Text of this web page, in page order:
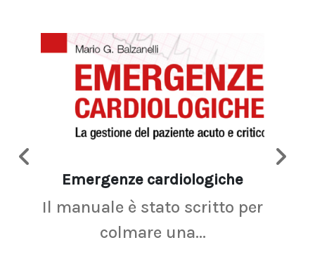
Emergenze cardiologiche
Il manuale è stato scritto per
colmare una...